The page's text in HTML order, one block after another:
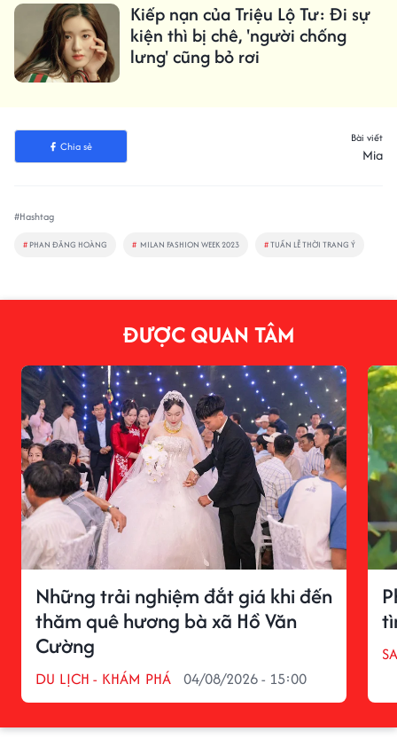
Kiếp nạn của Triệu Lộ Tư: Đi sự
kiện thì bị chê, 'người chống
lưng' cũng bỏ rơi
Chia sẻ
Bài viết
Mia
#Hashtag
# PHAN ĐĂNG HOÀNG # MILAN FASHION WEEK 2023 #TUẦN LỄ THỜI TRANG Ý
ĐƯỢC QUAN TÂM
Những trải nghiệm đắt giá khi đến
thăm quê hương bà xã Hồ Văn
Cường
DU LỊCH - KHÁM PHÁ 04/08/2026 - 15:00